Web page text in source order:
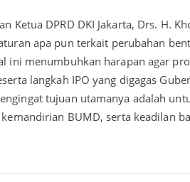
Ketua DPRD DKI Jakarta, Drs. H.
apa pun terkait perubahan
ini menumbuhkan harapan agar
langkah IPO yang digagas
tujuan utamanya adalah
BUMD, serta keadilan